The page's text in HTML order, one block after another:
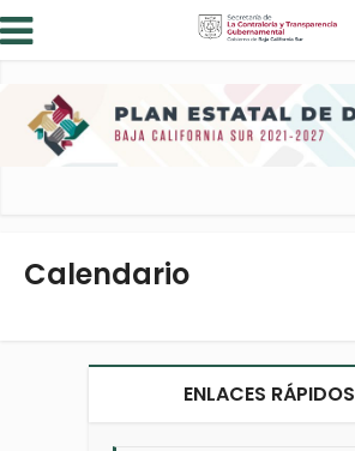
Calendario
ENLACES RÁPIDOS